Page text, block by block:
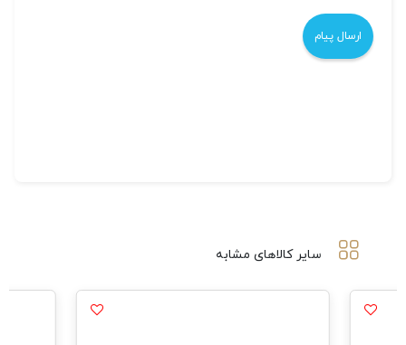
سایر کالاهای مشابه